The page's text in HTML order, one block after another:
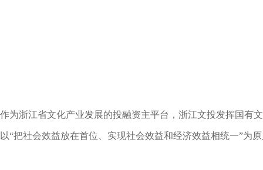
作为浙江省文化产业发展的投融资主平台，浙江文投发挥国有
以“把社会效益放在首位、实现社会效益和经济效益相统一”为